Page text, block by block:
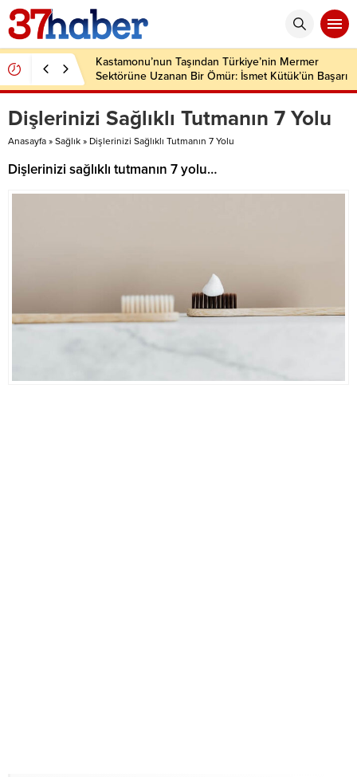
Kastamonu’nun Taşından Türkiye’nin Mermer
Sektörüne Uzanan Bir Ömür: İsmet Kütük’ün Başarı
Hikâyesi
Dişlerinizi Sağlıklı Tutmanın 7 Yolu
Anasayfa » Sağlık » Dişlerinizi Sağlıklı Tutmanın 7 Yolu
Dişlerinizi sağlıklı tutmanın 7 yolu…